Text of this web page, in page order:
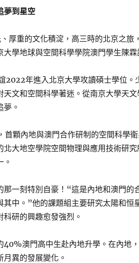
夢到星空
厚重的文化積淀，高三時的北京之旅
大學地球與空間科學學院澳門學生陳霖
2022年進入北京大學攻讀碩士學位。
天文和空間科學著迷。從南京大學天
夢。
首顆內地與澳門合作研制的空間科學
北大地空學院空間物理與應用技術研
。
那一刻特別自豪！“這是內地和澳門的
其中。”他的課題組主要研究太陽和恒
科研的興趣愈發強烈。
40%澳門高中生赴內地升學。在內地
異的發展變化。